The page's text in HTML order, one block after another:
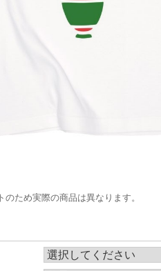
ため実際の商品は異なります。